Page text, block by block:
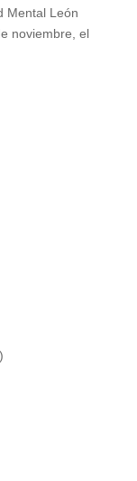
Mental León
noviembre, el